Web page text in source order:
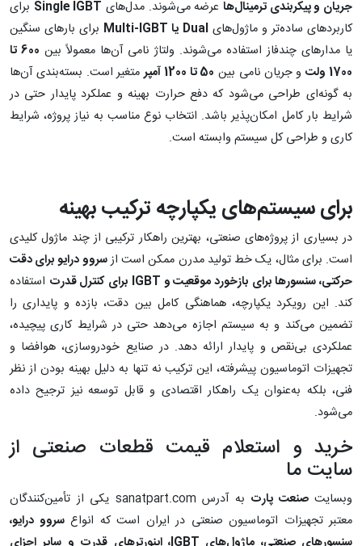
جریان و پیکربندی ترمینال‌هاعرضه می‌شوند. مدل‌های Single IGBT برای
کاربردهای ساده‌تر و ماژول‌هایDual یا Multi-IGBT برای بارهای سنگین
یا مدارهای چندفاز استفاده می‌شوند. ولتاژ نامی آن‌ها معمولاً بین
600 تا
1700 ولت
و جریان نامی بین 50 تا 1200 آمپر
متغیر است. بسته‌بندی آن‌ها
به گونه‌ای طراحی می‌شود که دفع حرارت بهینه و عملکرد پایدار حتی در
شرایط بار کامل امکان‌پذیر باشد. انتخاب نوع مناسب به نیاز پروژه، شرایط
کاری و طراحی کل سیستم وابسته است.
برای سیستم‌های یکپارچه ترکیب بهینه
در بسیاری از پروژه‌های صنعتی، بهترین راهکار ترکیبی از چند ماژول کلیدی
است. برای مثال، یک خط تولید مدرن ممکن است ازسروو درایو برای دقت
حرکتی، سنسورها برای بازخورد موقعیت و IGBT برای کنترل قدرت استفاده
کند. این رویکرد یکپارچه، هماهنگی کامل بین دقت، بازده و پایداری را
تضمین می‌کند و به سیستم اجازه می‌دهد حتی در شرایط کاری پیچیده،
عملکردی بی‌نقص و پایدار ارائه دهد. در صنایع خودروسازی، هوافضا و
تجهیزات اتوماسیون پیشرفته، این ترکیب نه تنها به دلیل بهینه بودن از نظر
فنی، بلکه به‌عنوان یک راهکار اقتصادی و قابل توسعه نیز ترجیح داده
می‌شود.
خرید و استعلام قیمت قطعات صنعتی از
سایت ما
وبسایتصنعت پارت
به آدرس sanatpart.com یکی از تأمین‌کنندگان
معتبر تجهیزات اتوماسیون صنعتی در ایران است که انواعسروو درایو،